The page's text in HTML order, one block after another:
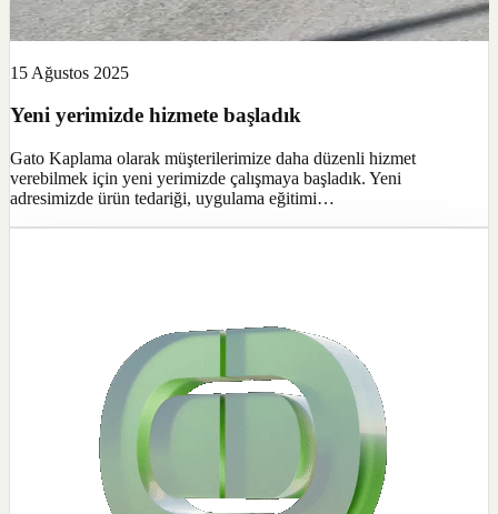
15 Ağustos 2025
Yeni yerimizde hizmete başladık
Gato Kaplama olarak müşterilerimize daha düzenli hizmet
verebilmek için yeni yerimizde çalışmaya başladık. Yeni
adresimizde ürün tedariği, uygulama eğitimi…